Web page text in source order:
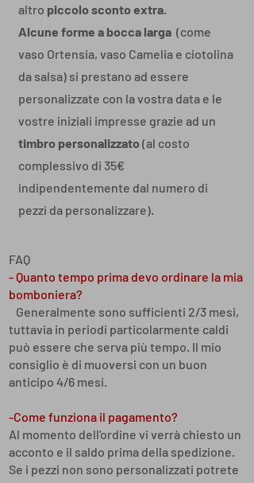
FAQ
- Quanto tempo prima devo ordinare la mia
bomboniera?
Generalmente sono sufficienti 2/3 mesi,
tuttavia in periodi particolarmente caldi
può essere che serva più tempo. Il mio
consiglio è di muoversi con un buon
anticipo 4/6 mesi.
-Come funziona il pagamento?
Al momento dell'ordine vi verrà chiesto un
acconto e il saldo prima della spedizione.
Se i pezzi non sono personalizzati potrete
altro piccolo sconto extra.
Alcune forme a bocca larga (come
vaso Ortensia, vaso Camelia e ciotolina
da salsa) si prestano ad essere
personalizzate con la vostra data e le
vostre iniziali impresse grazie ad un
timbro personalizzato (al costo
complessivo di 35€
indipendentemente dal numero di
pezzi da personalizzare).